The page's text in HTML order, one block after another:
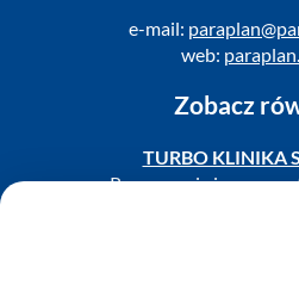
e-mail:
web:
Zobacz
TURBO KLINIKA
Regeneracja i